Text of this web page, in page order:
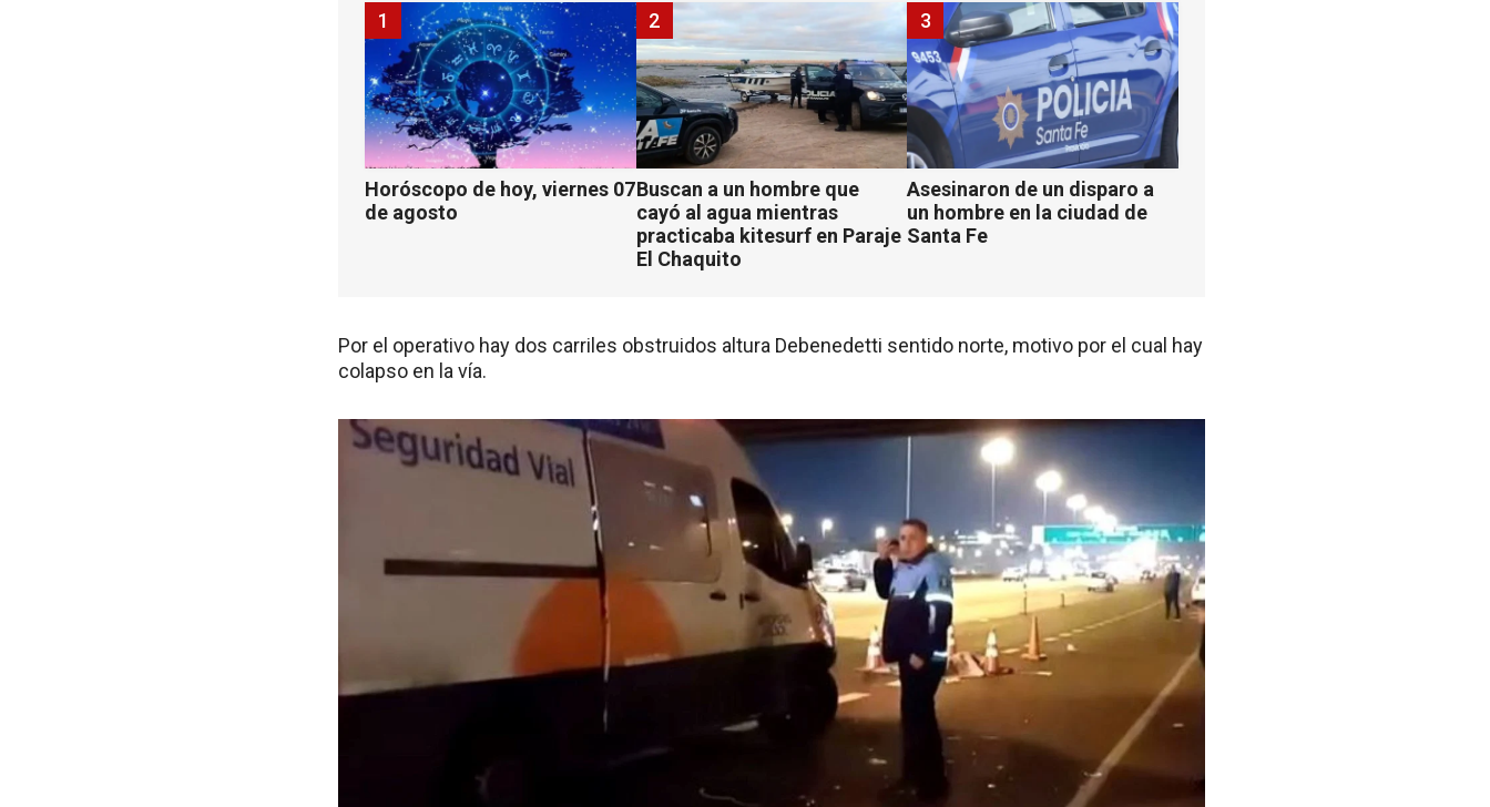
Horóscopo de hoy, viernes 07
de agosto
1
Buscan a un hombre que
cayó al agua mientras
practicaba kitesurf en Paraje
El Chaquito
2
Asesinaron de un disparo a
un hombre en la ciudad de
Santa Fe
3
Por el operativo hay dos carriles obstruidos altura Debenedetti sentido norte, motivo por el cual hay
colapso en la vía.